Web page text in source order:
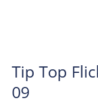
Tip Top
09